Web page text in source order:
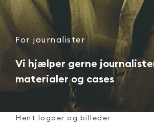
For journalister
Vi hjælper gerne
materialer og cases
Hent logoer og billeder